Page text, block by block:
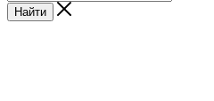
Найти